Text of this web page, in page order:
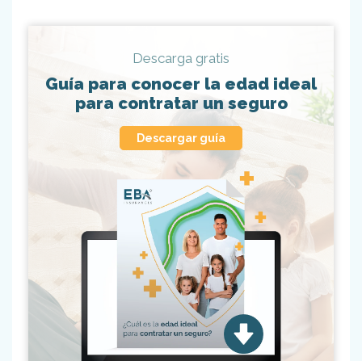
Descarga gratis
Guía para conocer la edad ideal
para contratar un seguro
Descargar guía